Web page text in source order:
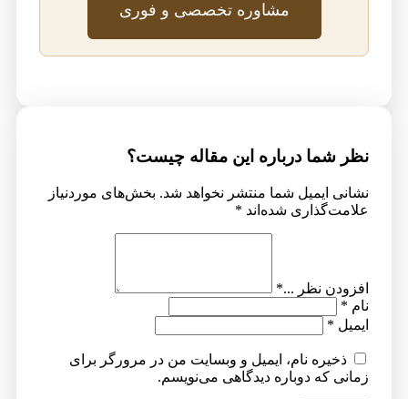
مشاوره تخصصی و فوری
نظر شما درباره این مقاله چیست؟
نشانی ایمیل شما منتشر نخواهد شد. بخش‌های موردنیاز
علامت‌گذاری شده‌اند *
افزودن نظر ...*
نام *
ایمیل *
ذخیره نام، ایمیل و وبسایت من در مرورگر برای
زمانی که دوباره دیدگاهی می‌نویسم.